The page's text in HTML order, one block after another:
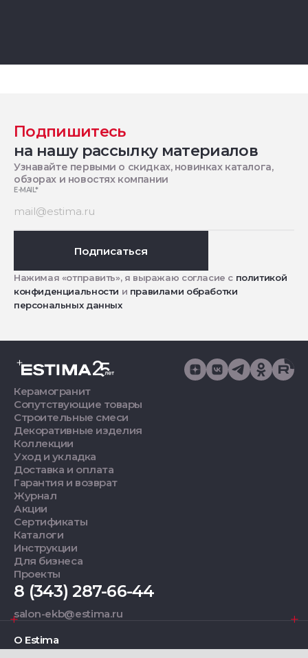
Подпишитесь
на нашу рассылку материалов
Узнавайте первыми о скидках, новинках каталога,
обзорах и новостях компании
E-MAIL*
Подписаться
Нажимая «отправить», я выражаю согласие с политикой
конфиденциальности и правилами обработки
персональных данных
Керамогранит
Сопутствующие товары
Строительные смеси
Декоративные изделия
Коллекции
Уход и укладка
Доставка и оплата
Гарантия и возврат
Журнал
Акции
Сертификаты
Каталоги
Инструкции
Для бизнеса
Проекты
8 (343) 287-66-44
salon-ekb@estima.ru
О Estima